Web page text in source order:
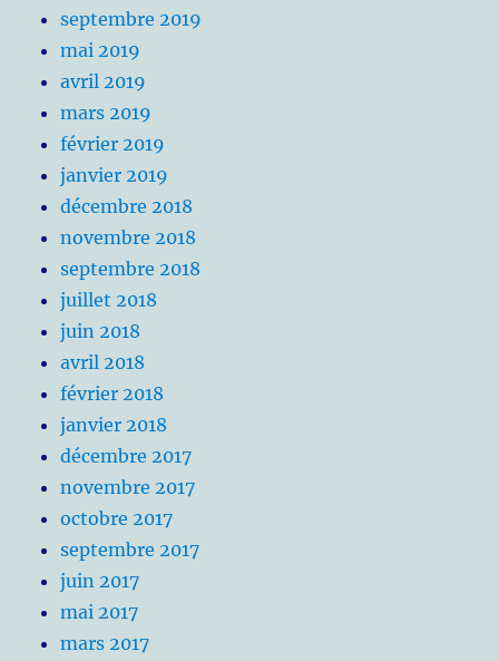
septembre 2019
mai 2019
avril 2019
mars 2019
février 2019
janvier 2019
décembre 2018
novembre 2018
septembre 2018
juillet 2018
juin 2018
avril 2018
février 2018
janvier 2018
décembre 2017
novembre 2017
octobre 2017
septembre 2017
juin 2017
mai 2017
mars 2017